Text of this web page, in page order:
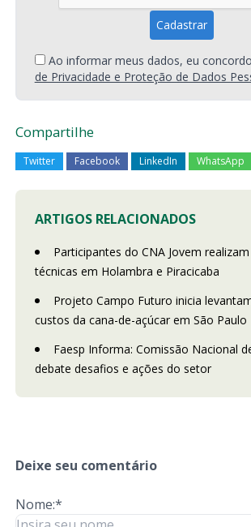
Ao informar meus dados, eu
de Privacidade e Proteção de Dados
Compartilhe
Twitter Facebook LinkedIn WhatsApp
ARTIGOS RELACIONADOS
Participantes do CNA Jovem
técnicas em Holambra e Piracicaba
Projeto Campo Futuro inicia
custos da cana-de-açúcar em São Paulo
Faesp Informa: Comissão Nacional
debate desafios e ações do setor
Deixe seu comentário
Nome:*